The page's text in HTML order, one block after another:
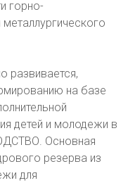
горно-
развивается,
на базе
детей и молодежи в
Основная
резерва из
для